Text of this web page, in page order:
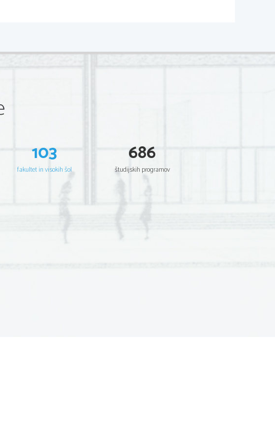
103
fakultet in visokih šol
686
študijskih programov